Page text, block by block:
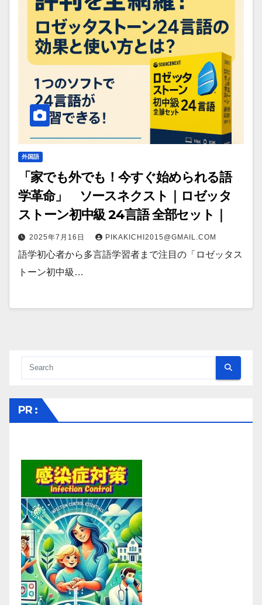
外国語
「家でも外でも！今すぐ始められる語
学革命」 ソースネクスト｜ロゼッタ
ストーン初中級 24言語 全部セット｜
2025年7月16日 PIKAKICHI2015@GMAIL.COM
語学初心者から多言語学習者まで注目の「ロゼッタス
トーン初中級…
PR :